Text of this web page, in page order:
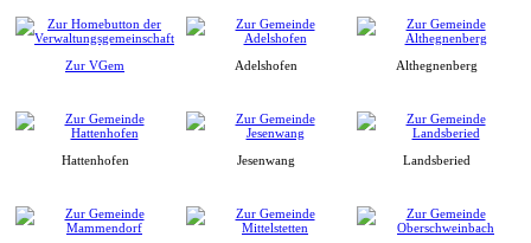
Zur VGem Adelshofen Althegnenberg
Hattenhofen Jesenwang Landsberied